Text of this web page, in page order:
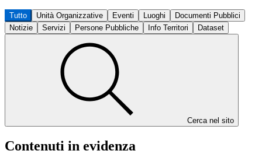
Tutto Unità Organizzative Eventi Luoghi
Documenti Pubblici
Notizie
Servizi Persone Pubbliche Info Territori Dataset
Cerca nel sito
Contenuti in evidenza